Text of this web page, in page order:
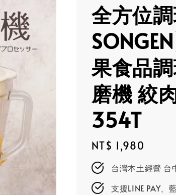
全方位
果食品
磨機 絞
354T
Regular
price
NT$ 1,980
台灣本土經營 台
支援LINE PAY、